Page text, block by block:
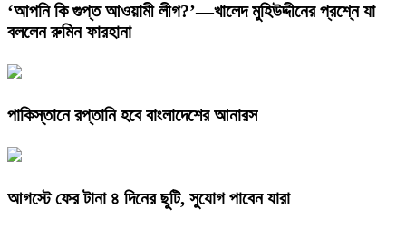
‘আপনি কি গুপ্ত আওয়ামী লীগ?’—খালেদ মুহিউদ্দীনের প্রশ্নে যা
বললেন রুমিন ফারহানা
পাকিস্তানে রপ্তানি হবে বাংলাদেশের আনারস
আগস্টে ফের টানা ৪ দিনের ছুটি, সুযোগ পাবেন যারা